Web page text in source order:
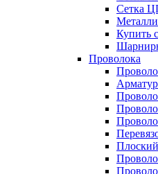
Сетка
Купить
Проволока
Плоский